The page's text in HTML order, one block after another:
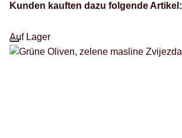
Kunden kauften dazu folgende Artikel:
Auf Lager